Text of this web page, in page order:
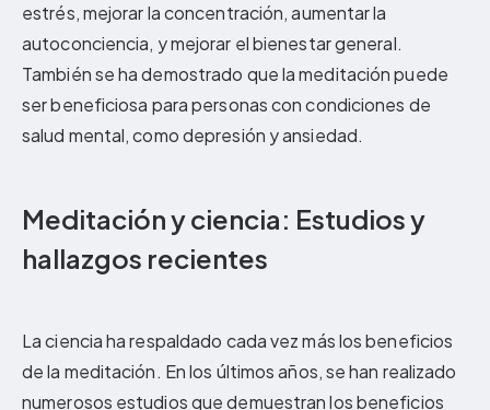
estrés, mejorar la concentración, aumentar la
autoconciencia, y mejorar el bienestar general.
También se ha demostrado que la meditación puede
ser beneficiosa para personas con condiciones de
salud mental, como depresión y ansiedad.
Meditación y ciencia: Estudios y
hallazgos recientes
La ciencia ha respaldado cada vez más los beneficios
de la meditación. En los últimos años, se han realizado
numerosos estudios que demuestran los beneficios